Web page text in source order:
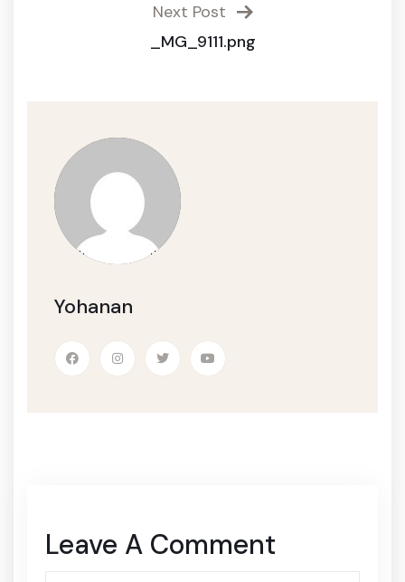
Next Post
_MG_9111.png
Yohanan
Leave A Comment